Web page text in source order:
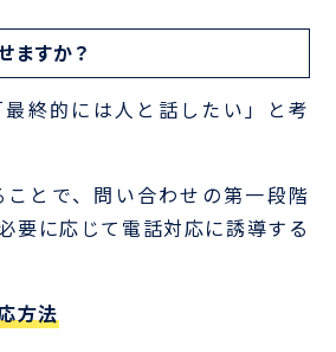
ますか？
終的には人と話したい」と考
とで、問い合わせの第一段階
要に応じて電話対応に誘導する
方法